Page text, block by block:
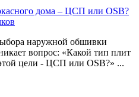
наружной обшивки
вопрос: «Какой тип плит
цели - ЦСП или OSB?» ...